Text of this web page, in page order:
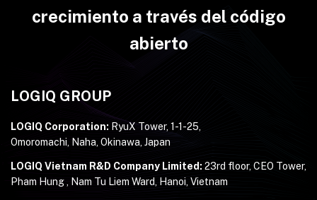
crecimiento a través del código
abierto
LOGIQ GROUP
LOGIQ Corporation: RyuX Tower, 1-1-25,
Omoromachi, Naha, Okinawa, Japan
LOGIQ Vietnam R&D Company Limited: 23rd floor, CEO Tower,
Pham Hung , Nam Tu Liem Ward, Hanoi, Vietnam